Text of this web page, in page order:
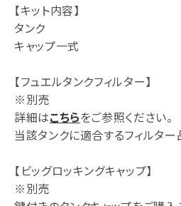
【キット内容】
タンク
キャップ一式
【フュエルタンクフィルター】
※別売
詳細はこちらをご参照ください。
当該タンクに適合するフィルター
【ビッグロッキングキャップ】
※別売